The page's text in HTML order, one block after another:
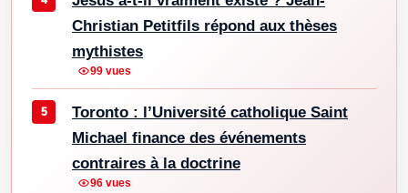
Christian Petitfils répond aux thèses
mythistes
99 vues
Toronto : l’Université catholique Saint
Michael finance des événements
contraires à la doctrine
96 vues